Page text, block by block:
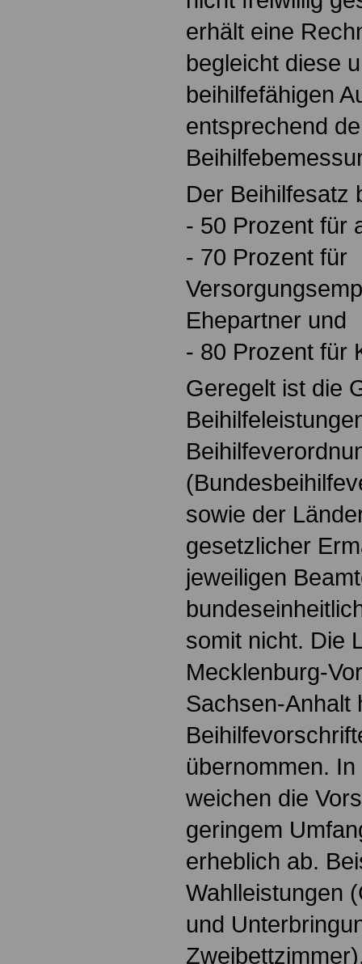
erhält eine
begleicht diese
beihilfefähigen
entsprechend
Der Beihilfesatz
- 50 Prozent für
- 70 Prozent für
Ehepartner und
- 80 Prozent für
Geregelt ist die
sowie der
gesetzlicher
jeweiligen
somit nicht. Die
Mecklenburg-
Sachsen-Anhalt
übernommen.
weichen die
geringem
erheblich ab.
Wahlleistungen
und